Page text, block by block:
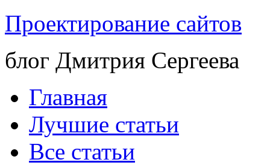
Проектирование сайтов
блог Дмитрия Сергеева
Главная
Лучшие статьи
Все статьи